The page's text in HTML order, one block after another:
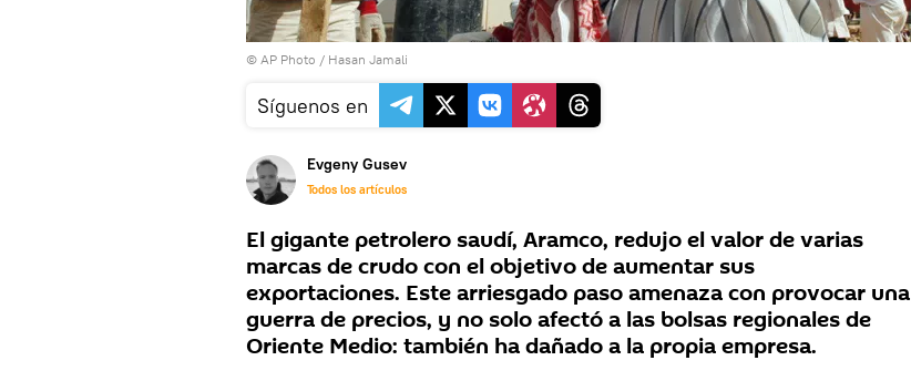
© AP Photo / Hasan Jamali
Síguenos en
Evgeny Gusev
Todos los artículos
El gigante petrolero saudí, Aramco, redujo el valor de varias
marcas de crudo con el objetivo de aumentar sus
exportaciones. Este arriesgado paso amenaza con provocar una
guerra de precios, y no solo afectó a las bolsas regionales de
Oriente Medio: también ha dañado a la propia empresa.